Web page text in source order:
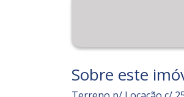
Sobre este